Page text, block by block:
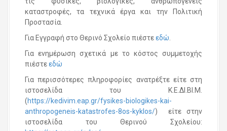
καταστροφές, τα τεχνικά έργα και την Πολιτική
Προστασία.
Για Εγγραφή στο Θερινό Σχολείο πιέστεεδώ
Για ενημέρωση σχετικά με το κόστος συμμετοχής
πιέστεεδώ
Για περισσότερες πληροφορίες ανατρέξτε είτε στη
ιστοσελίδα του Κ.Ε.ΔΙ.ΒΙ.Μ.
(https://kedivim.eap.gr/fysikes-biologikes-kai-
anthropogeneis-katastrofes-8os-kyklos/) είτε στην
ιστοσελίδα του Θερινού Σχολείου: